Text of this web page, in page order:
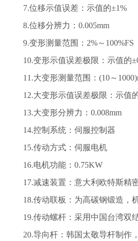
7.位移示值误差：示值的±1%
8.位移分辨力：0.005mm
9.变形测量范围：2%～100%FS
10.变形示值误差极限：示值的
11.大变形测量范围：(10～
12.大变形示值误差极限：示值
13.大变形分辨力：0.008mm
14.控制系统：伺服控制器
15.传动方式：伺服电机
16.电机功能：0.75KW
17.减速装置：意大利欧特斯精
18.传动联板：为高碳钢锻造，
19.传动螺杆：采用中国台湾双
20.导向杆：韩国太敬导杆制作